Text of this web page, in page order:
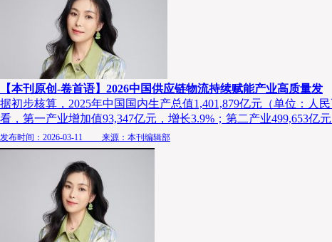
【本刊原创-卷首语】2026中国供应链物流持续赋能产业高质量发
据初步核算，2025年中国国内生产总值1,401,879亿元（单位：人
看，第一产业增加值93,347亿元，增长3.9%；第二产业499,653亿
发布时间：2026-03-11 来源：本刊编辑部